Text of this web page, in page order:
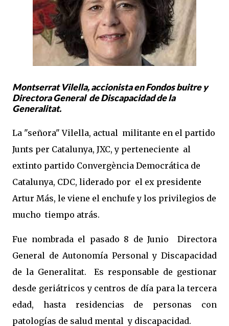
Montserrat Vilella, accionista en Fondos buitre y
Directora General de Discapacidad de la
Generalitat.
La "señora" Vilella, actual militante en el partido
Junts per Catalunya, JXC, y perteneciente al
extinto partido Convergència Democrática de
Catalunya, CDC, liderado por el ex presidente
Artur Más, le viene el enchufe y los privilegios de
mucho tiempo atrás.
Fue nombrada el pasado 8 de Junio Directora
General de Autonomía Personal y Discapacidad
de la Generalitat. Es responsable de gestionar
desde geriátricos y centros de día para la tercera
edad, hasta residencias de personas con
patologías de salud mental y discapacidad.